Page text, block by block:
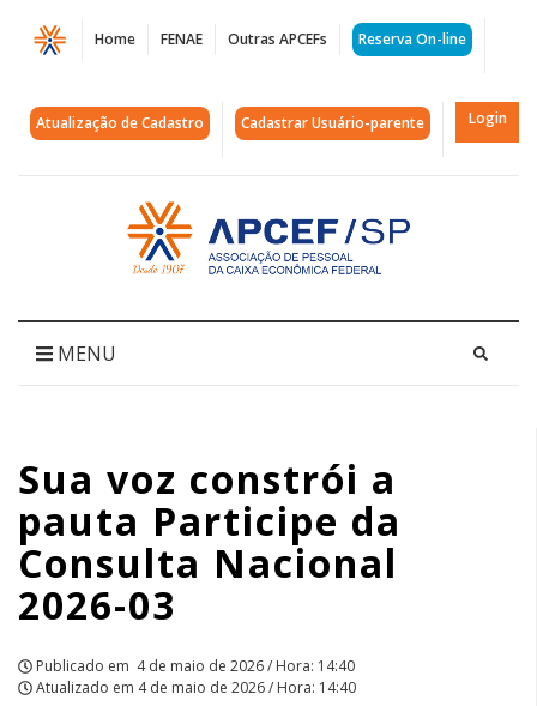
Página
Sua
voz
da
2026-
03
|
APCEF/SP
Home FENAE Outras APCEFs Reserva On-line
Atualização de Cadastro Cadastrar Usuário-parente Login
Acessar
página
inicial
MENU
Sua voz constrói a
pauta Participe da
Consulta Nacional
2026-03
Publicado em 4 de maio de 2026 / Hora: 14:40
Atualizado em 4 de maio de 2026 / Hora: 14:40